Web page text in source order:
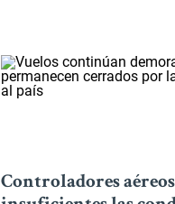
Controladores